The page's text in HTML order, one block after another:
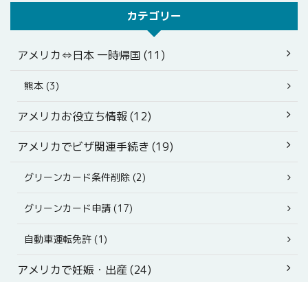
カテゴリー
アメリカ⇔日本 一時帰国 (11)
熊本 (3)
アメリカお役立ち情報 (12)
アメリカでビザ関連手続き (19)
グリーンカード条件削除 (2)
グリーンカード申請 (17)
自動車運転免許 (1)
アメリカで妊娠・出産 (24)